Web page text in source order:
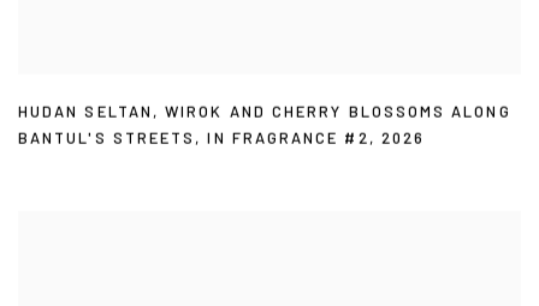
HUDAN SELTAN ,WIROK AND CHERRY BLOSSOMS ALONG
BANTUL'S STREETS ,IN FRAGRANCE #2, 2026